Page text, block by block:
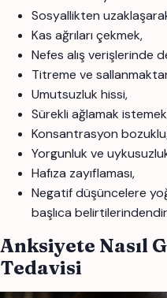
Sosyallikten
Kas ağrıları çekmek,
Nefes alış verişlerinde
Titreme ve
Umutsuzluk hissi,
Sürekli ağlamak
Konsantrasyon
Yorgunluk ve
Hafıza zayıflaması,
Negatif düşüncelere
başlıca
Anksiyete Nasıl
Tedavisi